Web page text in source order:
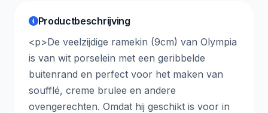
Productbeschrijving
<p>De veelzijdige ramekin (9cm) van Olympia
is van wit porselein met een geribbelde
buitenrand en perfect voor het maken van
soufflé, creme brulee en andere
ovengerechten. Omdat hij geschikt is voor in